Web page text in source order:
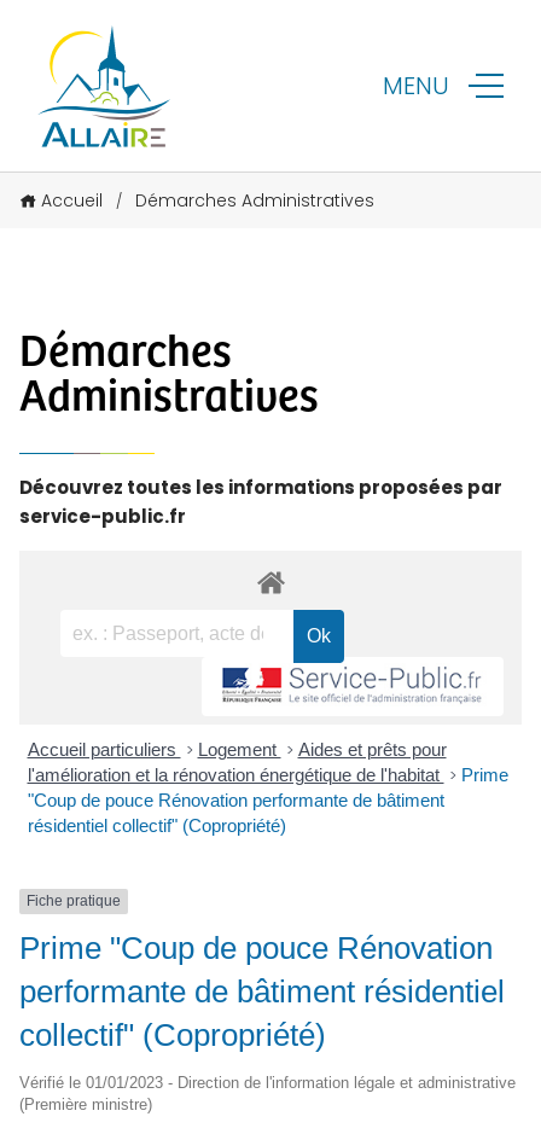
MENU
Accueil / Démarches Administratives
Démarches
Administratives
Découvrez toutes les informations proposées par
service-public.fr
Accueil particuliers > Logement > Aides et prêts pour
l'amélioration et la rénovation énergétique de l'habitat > Prime
"Coup de pouce Rénovation performante de bâtiment
résidentiel collectif" (Copropriété)
Fiche pratique
Prime "Coup de pouce Rénovation
performante de bâtiment résidentiel
collectif" (Copropriété)
Vérifié le 01/01/2023 - Direction de l'information légale et administrative
(Première ministre)